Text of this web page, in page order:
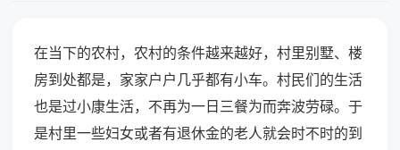
在当下的农村，农村的条件越来越好，村里别墅、楼
房到处都是，家家户户几乎都有小车。村民们的生活
也是过小康生活，不再为一日三餐为而奔波劳碌。于
是村里一些妇女或者有退休金的老人就会时不时的到